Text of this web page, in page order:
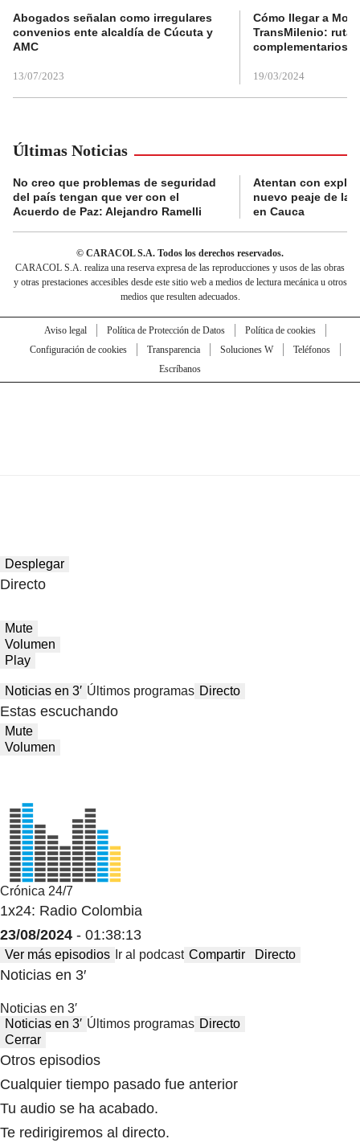
Abogados señalan como irregulares
convenios ente alcaldía de Cúcuta y
AMC
13/07/2023
Cómo llegar a
TransMilenio:
complementarios
19/03/2024
Últimas Noticias
No creo que problemas de seguridad
del país tengan que ver con el
Acuerdo de Paz: Alejandro Ramelli
Atentan con
nuevo peaje de la
en Cauca
© CARACOL S.A. Todos los derechos reservados.
CARACOL S.A. realiza una reserva expresa de las reproducciones y usos de las obras
y otras prestaciones accesibles desde este sitio web a medios de lectura mecánica u otros
medios que resulten adecuados.
Aviso legal Política de Protección de Datos
Política de cookies
Configuración de cookies
Transparencia Soluciones W
Teléfonos
Escríbanos
Desplegar
Directo
Mute
Volumen
Play
Noticias en 3′ Últimos programas Directo
Estas escuchando
Mute
Volumen
Crónica 24/7
1x24: Radio Colombia
23/08/2024 - 01:38:13
Ver más episodios Ir al podcast Compartir Directo
Noticias en 3′
Noticias en 3′
Noticias en 3′ Últimos programas Directo
Cerrar
Otros episodios
Cualquier tiempo pasado fue anterior
Tu audio se ha acabado.
Te redirigiremos al directo.